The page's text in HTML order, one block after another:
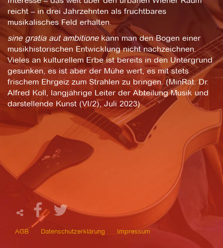
reicht – in drei Jahrzehnten als fruchtbares
musikalisches Feld erhalten.
sine gratia aut ambitione kann man den Bogen einer
musikhistorischen Entwicklung nicht nachzeichnen.
Vieles an kulturellem Erbe ist bereits in den Untergrund
gesunken, es ist aber der Mühe wert, es mit stets
frischem Ehrgeiz zum Strahlen zu bringen. (MinRat. Dr.
Alfred Koll, langjährige Leiter der Abteilung Musik und
darstellende Kunst (VI/2), Juli 2023)
AGB Datenschutzerklärung Impressum